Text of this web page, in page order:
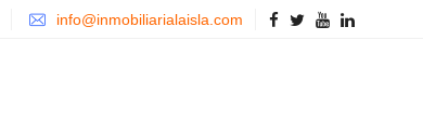
info@inmobiliarialaisla.com